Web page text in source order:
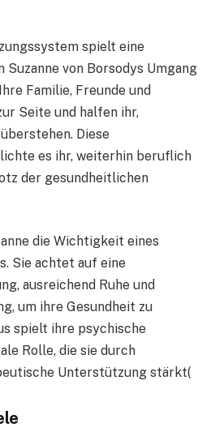
spielt eine
Suzanne von Borsodys Umgang
Familie, Freunde und
Seite und halfen ihr,
Diese
es ihr, weiterhin beruflich
der gesundheitlichen
die Wichtigkeit eines
Sie achtet auf eine
ausreichend Ruhe und
um ihre Gesundheit zu
spielt ihre psychische
Rolle, die sie durch
Unterstützung stärkt​(